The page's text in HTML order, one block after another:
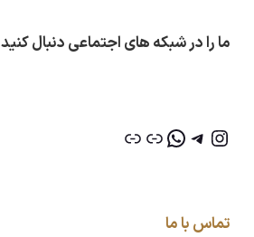
ما را در شبکه های اجتماعی دنبال کنید
تماس با ما